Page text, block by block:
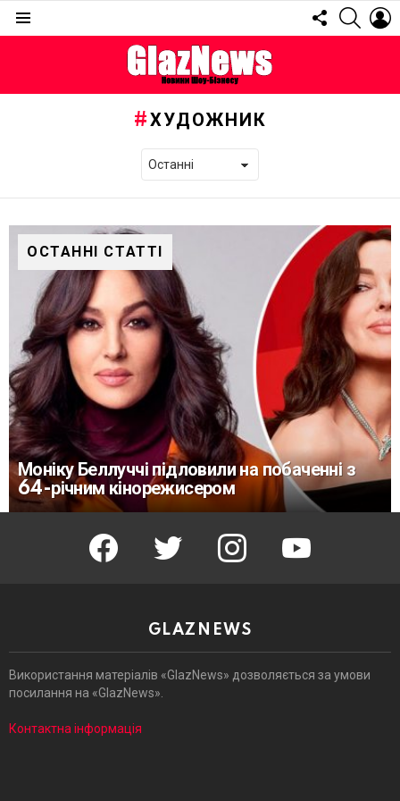
FOLLOW
US
ХУДОЖНИК
ОСТАННІ СТАТТІ
Моніку Беллуччі підловили на побаченні з
64-річним кінорежисером
facebook twitter instagram youtube
GLAZNEWS
Використання матеріалів «GlazNews» дозволяється за умови
посилання на «GlazNews».
Контактна інформація